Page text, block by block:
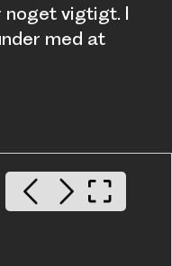
noget vigtigt. I
med at